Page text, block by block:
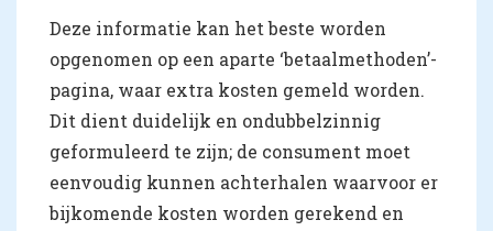
Deze informatie kan het beste worden
opgenomen op een aparte ‘betaalmethoden’-
pagina, waar extra kosten gemeld worden.
Dit dient duidelijk en ondubbelzinnig
geformuleerd te zijn; de consument moet
eenvoudig kunnen achterhalen waarvoor er
bijkomende kosten worden gerekend en